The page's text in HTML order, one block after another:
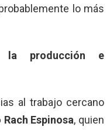
lo más
la producción e
al trabajo cercano
Espinosa, quien